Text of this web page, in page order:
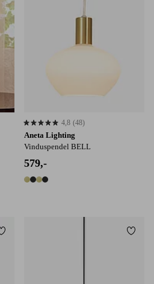
Aneta Lighting
Vinduspendel BELL
579,-
4 farger
4,8 basert på 48 karaktergivninger
4,8 (48)
Legg til favoritter